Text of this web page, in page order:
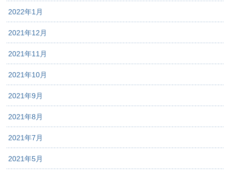
2022年1月
2021年12月
2021年11月
2021年10月
2021年9月
2021年8月
2021年7月
2021年5月